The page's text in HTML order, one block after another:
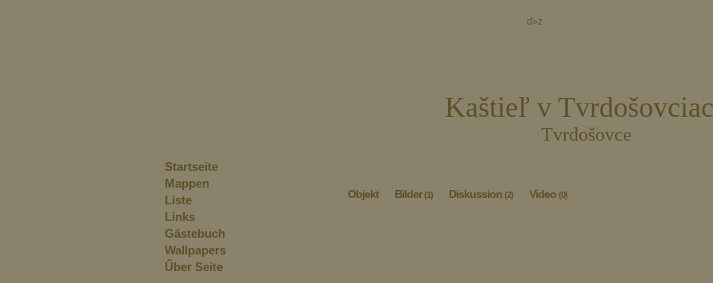
ď»ż
Kaštieľ v
Tvrdošovce
Objekt Bilder(1) Diskussion (2) Video (0)
Startseite
Mappen
Liste
Links
Gästebuch
Wallpapers
Űber Seite